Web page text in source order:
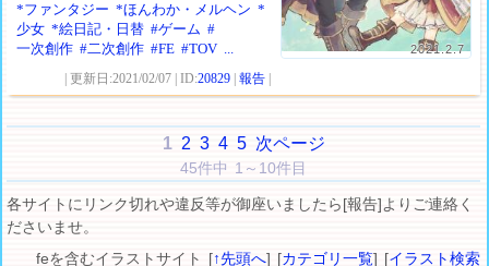
2021.2.7
*ファンタジー *ほんわか・メルヘン *
少女 *絵日記・日替 #ゲーム #
一次創作 #二次創作 #FE #TOV ...
| 更新日:2021/02/07 | ID:20829 |報告
1 2 3 4 5 次ページ
45件中 1～10件目
各サイトにリンク切れや違反等が御座いましたら[報告]よりご連絡く
ださいませ。
feを含むイラストサイト [↑先頭へ] [カテゴリ一覧] [イラスト検索